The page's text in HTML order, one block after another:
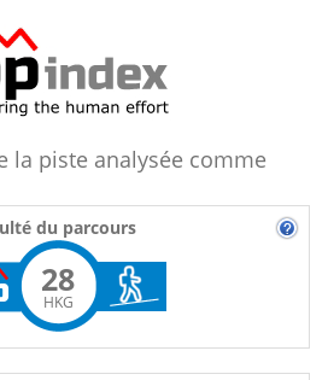
la piste analysée comme
du parcours
28
HKG